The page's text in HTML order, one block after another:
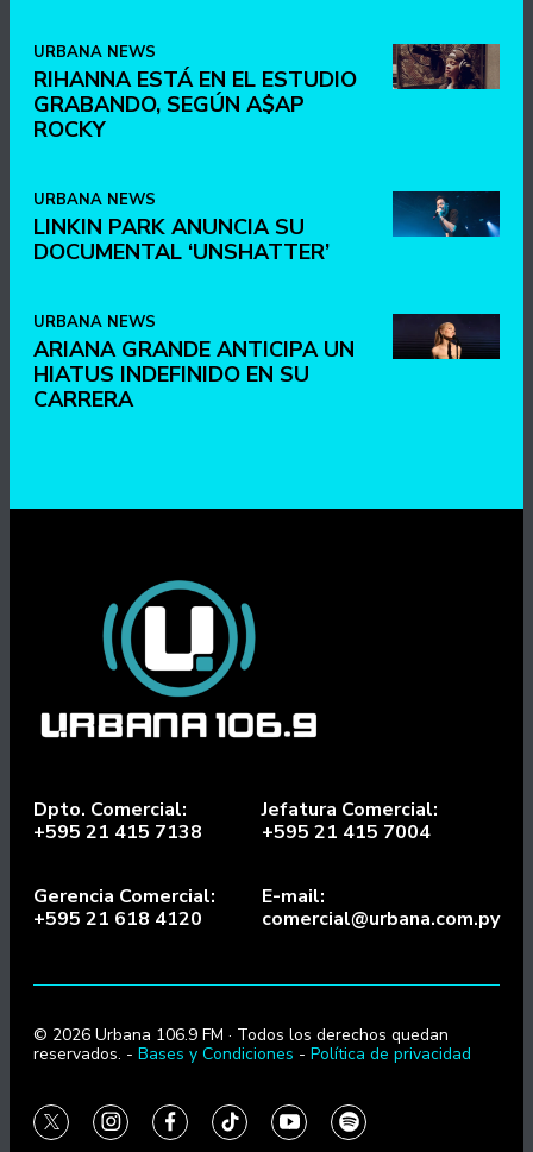
URBANA NEWS
RIHANNA ESTÁ EN EL ESTUDIO
GRABANDO, SEGÚN A$AP
ROCKY
URBANA NEWS
LINKIN PARK ANUNCIA SU
DOCUMENTAL ‘UNSHATTER’
URBANA NEWS
ARIANA GRANDE ANTICIPA UN
HIATUS INDEFINIDO EN SU
CARRERA
Dpto. Comercial:
+595 21 415 7138
Jefatura Comercial:
+595 21 415 7004
Gerencia Comercial:
+595 21 618 4120
E-mail:
comercial@urbana.com.py
© 2026 Urbana 106.9 FM · Todos los derechos quedan
reservados. - Bases y Condiciones - Política de privacidad
twitterinstagramfacebooktiktokyoutubespotify